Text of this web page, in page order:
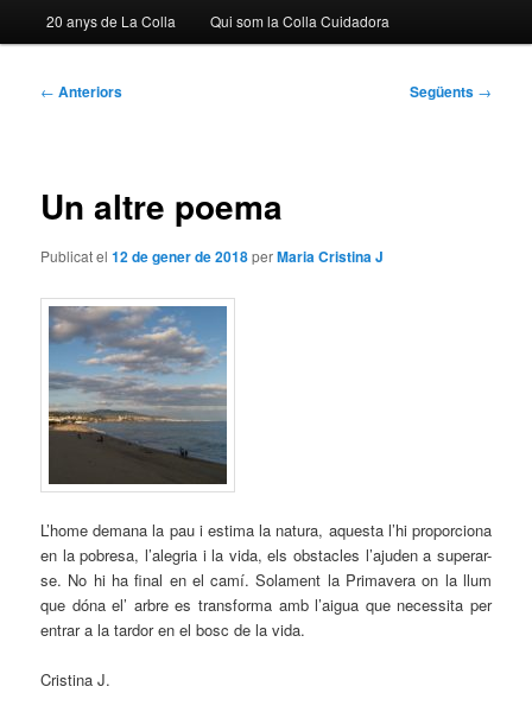
20 anys de La Colla Qui som la Colla Cuidadora
Navegació
← Anteriors Següents →
Un altre poema
Publicat el12 de gener de 2018perMaria Cristina J
L’home demana la pau i estima la natura, aquesta l’hi proporciona
en la pobresa, l’alegria i la vida, els obstacles l’ajuden a superar-
se. No hi ha final en el camí. Solament la Primavera on la llum
que dóna el’ arbre es transforma amb l’aigua que necessita per
entrar a la tardor en el bosc de la vida.
Cristina J.